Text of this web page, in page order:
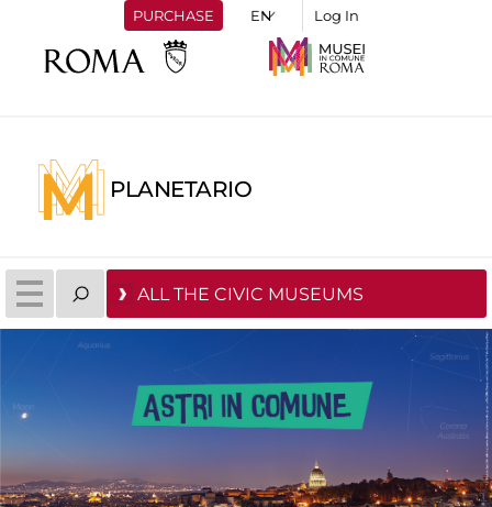
PURCHASE Log In
PLANETARIO
ALL THE CIVIC MUSEUMS